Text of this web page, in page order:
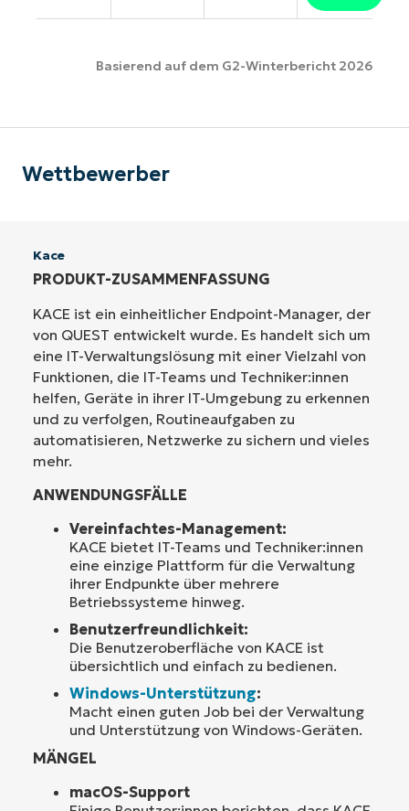
Basierend auf dem G2-Winterbericht 2026
Wettbewerber
Kace
PRODUKT-ZUSAMMENFASSUNG
KACE ist ein einheitlicher Endpoint-Manager, der
von QUEST entwickelt wurde. Es handelt sich um
eine IT-Verwaltungslösung mit einer Vielzahl von
Funktionen, die IT-Teams und Techniker:innen
helfen, Geräte in ihrer IT-Umgebung zu erkennen
und zu verfolgen, Routineaufgaben zu
automatisieren, Netzwerke zu sichern und vieles
mehr.
ANWENDUNGSFÄLLE
Vereinfachtes-Management:
KACE bietet IT-Teams und Techniker:innen
eine einzige Plattform für die Verwaltung
ihrer Endpunkte über mehrere
Betriebssysteme hinweg.
Benutzerfreundlichkeit:
Die Benutzeroberfläche von KACE ist
übersichtlich und einfach zu bedienen.
Windows-Unterstützung:
Macht einen guten Job bei der Verwaltung
und Unterstützung von Windows-Geräten.
MÄNGEL
macOS-Support